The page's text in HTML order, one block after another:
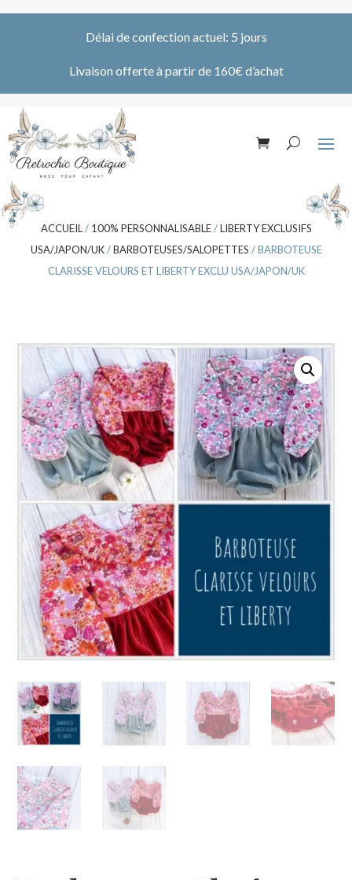
Délai de confection actuel: 5 jours
Livaison offerte à partir de 160€ d’achat
ACCUEIL / 100% PERSONNALISABLE/LIBERTY EXCLUSIFS
USA/JAPON/UK/BARBOTEUSES/SALOPETTES / BARBOTEUSE
CLARISSE VELOURS ET LIBERTY EXCLU USA/JAPON/UK